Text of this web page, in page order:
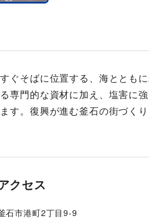
ぐそばに位置する、海ととも
専門的な資材に加え、塩害に
す。復興が進む釜石の街づく
クセス
石市港町2丁目9-9